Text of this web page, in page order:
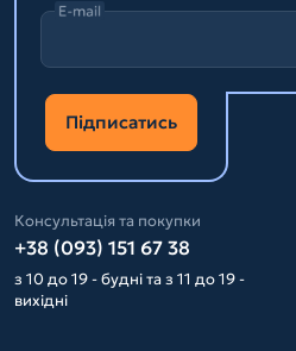
E-mail
Підписатись
Консультація та покупки
+38 (093) 151 67 38
з 10 до 19 - будні та з 11 до 19 -
вихідні